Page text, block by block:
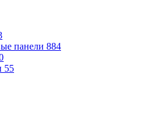
панели 884
55